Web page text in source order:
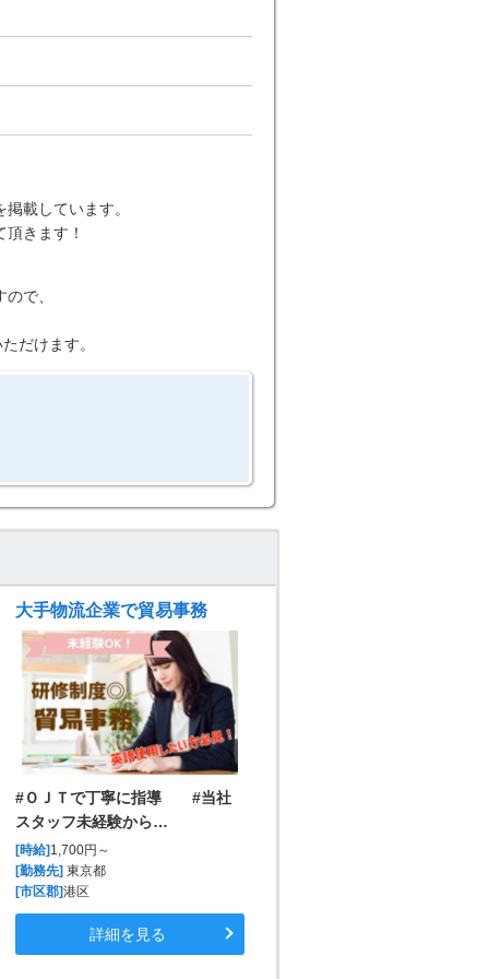
載しています。
きます！
で、
だけます。
大手物流企業で貿易事務
#ＯＪＴで丁寧に指導 #当社
スタッフ未経験から…
[時給]1,700円～
[勤務先] 東京都
[市区郡]港区
詳細を見る